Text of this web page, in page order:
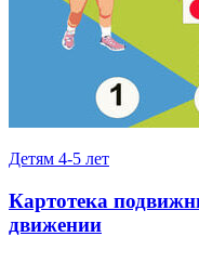
Детям 4-5 лет
Картотека
движении